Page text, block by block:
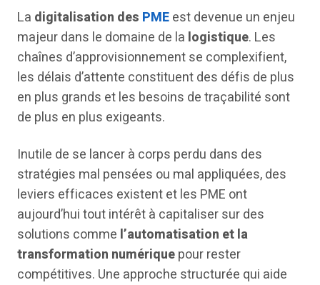
La digitalisation des PMEest devenue un enjeu
majeur dans le domaine de la logistique. Les
chaînes d’approvisionnement se complexifient,
les délais d’attente constituent des défis de plus
en plus grands et les besoins de traçabilité sont
de plus en plus exigeants.
Inutile de se lancer à corps perdu dans des
stratégies mal pensées ou mal appliquées, des
leviers efficaces existent et les PME ont
aujourd’hui tout intérêt à capitaliser sur des
solutions comme l’automatisation et la
transformation numériquepour rester
compétitives. Une approche structurée qui aide